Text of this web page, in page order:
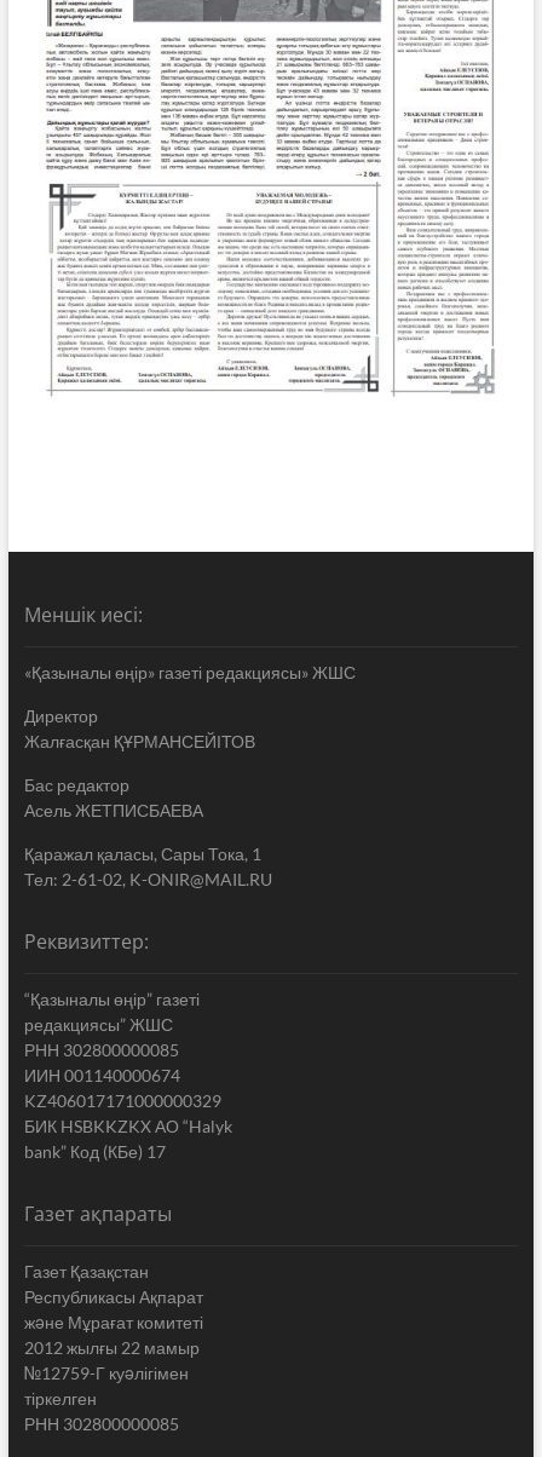
Меншік иесі:
«Қазыналы өңір» газеті редакциясы» ЖШС
Директор
Жалғасқан ҚҰРМАНСЕЙІТОВ
Бас редактор
Асель ЖЕТПИСБАЕВА
Қаражал қаласы, Сары Тока, 1
Тел: 2-61-02, K-ONIR@MAIL.RU
Реквизиттер:
“Қазыналы өңір” газеті
редакциясы” ЖШС
РНН 302800000085
ИИН 001140000674
KZ406017171000000329
БИК HSBKKZKX АО “Halyk
bank” Код (КБе) 17
Газет ақпараты
Газет Қазақстан
Республикасы Ақпарат
жəне Мұрағат комитеті
2012 жылғы 22 мамыр
№12759-Г куəлігімен
тіркелген
РНН 302800000085